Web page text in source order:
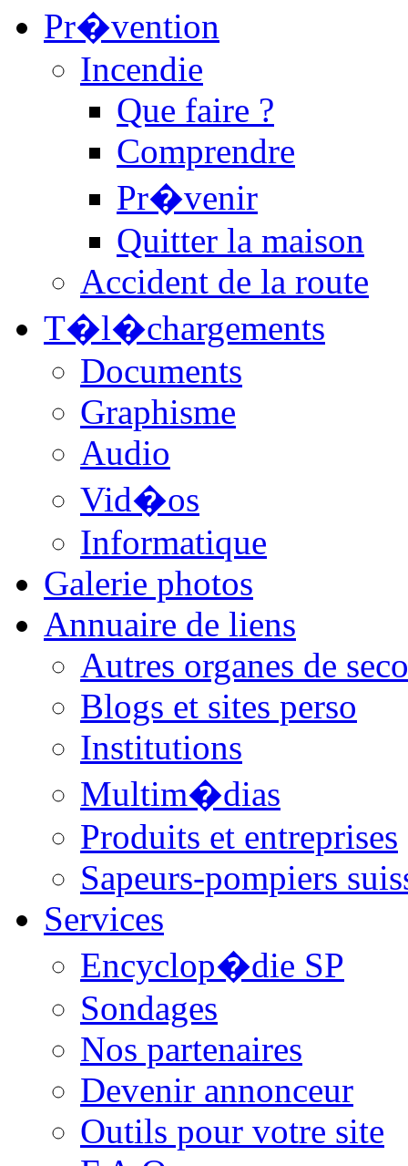
Pr�vention
Incendie
Que faire ?
Comprendre
Pr�venir
Quitter la maison
Accident de la route
T�l�chargements
Documents
Graphisme
Audio
Vid�os
Informatique
Galerie photos
Annuaire de liens
Autres organes de
Blogs et sites perso
Institutions
Multim�dias
Produits et entreprises
Sapeurs-pompiers
Services
Encyclop�die SP
Sondages
Nos partenaires
Devenir annonceur
Outils pour votre site